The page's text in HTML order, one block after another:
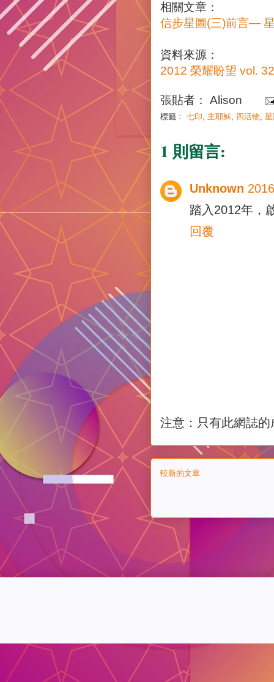
相關文章：
信步星圖(三)前言—
資料來源：
2012 榮耀盼望 vol.
張貼者： Alison
標籤： 七印, 主耶穌, 四活物,
1 則留言:
Unknown
踏入2012年，
回覆
注意：只有此網誌
較新的文章